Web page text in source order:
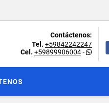
Contáctenos:
Tel. +59842242247
Cel. +59899906004-